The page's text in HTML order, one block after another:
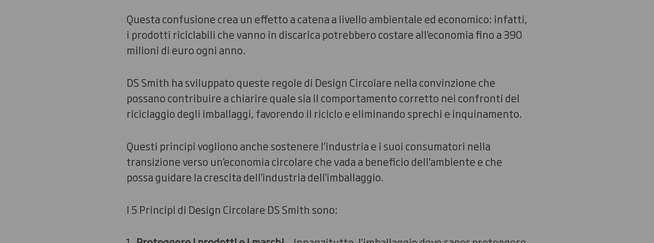
Questa confusione crea un effetto a catena a livello ambientale ed economico: infatti,
i prodotti riciclabili che vanno in discarica potrebbero costare all'economia fino a 390
milioni di euro ogni anno.
DS Smith ha sviluppato queste regole di Design Circolare nella convinzione che
possano contribuire a chiarire quale sia il comportamento corretto nei confronti del
riciclaggio degli imballaggi, favorendo il riciclo e eliminando sprechi e inquinamento.
Questi principi vogliono anche sostenere l’industria e i suoi consumatori nella
transizione verso un'economia circolare che vada a beneficio dell'ambiente e che
possa guidare la crescita dell'industria dell'imballaggio.
I 5 Principi di Design Circolare DS Smith sono: